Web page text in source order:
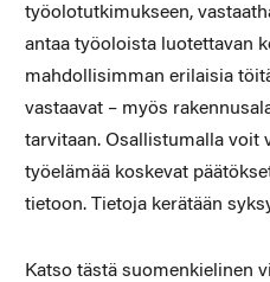
työolotutkimukseen,
antaa työoloista luotettavan
mahdollisimman erilaisia
vastaavat – myös
tarvitaan. Osallistumalla voit
työelämää koskevat
tietoon. Tietoja kerätään
Katso tästä suomenkielinen